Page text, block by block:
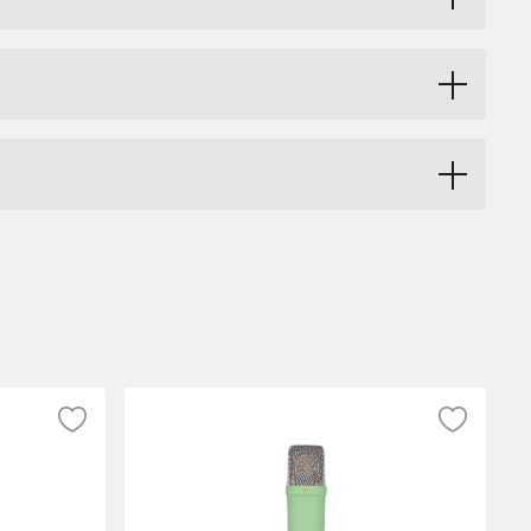
utmärkt till iPad med inspelningsappar
vilket innebär att uttalsljud såsom
6 m USB-kabel.